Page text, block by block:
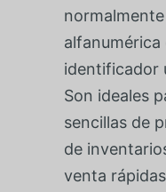
alfanumérica
identificador
Son ideales
sencillas de
de
venta